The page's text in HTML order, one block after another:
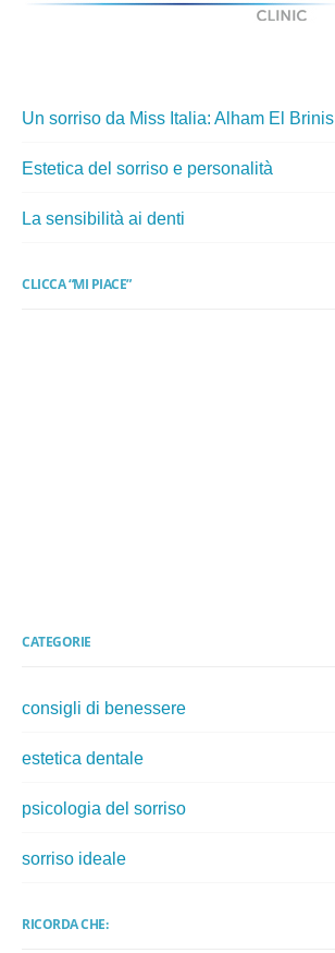
Un sorriso da Miss Italia: Alham El Brinis
Estetica del sorriso e personalità
La sensibilità ai denti
CLICCA “MI PIACE”
CATEGORIE
consigli di benessere
estetica dentale
psicologia del sorriso
sorriso ideale
RICORDA CHE: